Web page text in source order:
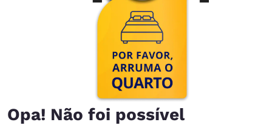
Opa! Não foi possível